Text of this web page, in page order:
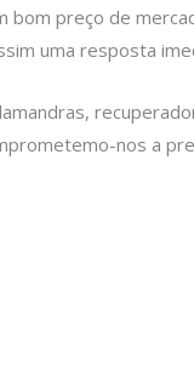
preço de
uma resposta
nos a